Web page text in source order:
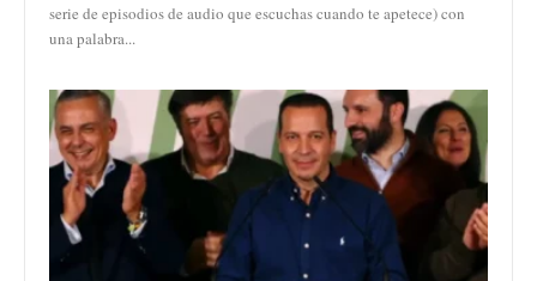
serie de episodios de audio que escuchas cuando te apetece) con
una palabra...